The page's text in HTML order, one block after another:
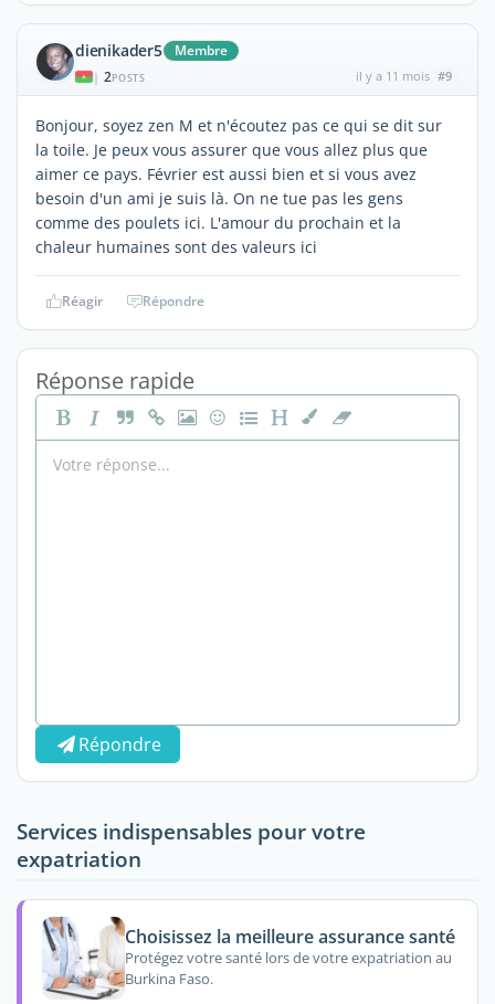
dienikader5 Membre
| 2POSTS il y a 11 mois #9
Bonjour, soyez zen M et n'écoutez pas ce qui se dit sur
la toile. Je peux vous assurer que vous allez plus que
aimer ce pays. Février est aussi bien et si vous avez
besoin d'un ami je suis là. On ne tue pas les gens
comme des poulets ici. L'amour du prochain et la
chaleur humaines sont des valeurs ici
Réagir Répondre
Réponse rapide
Répondre
Services indispensables pour votre
expatriation
Choisissez la meilleure assurance santé
Protégez votre santé lors de votre expatriation au
Burkina Faso.